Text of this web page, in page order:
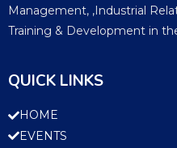
Management, ,Industrial
Training & Development in
QUICK LINKS
HOME
EVENTS